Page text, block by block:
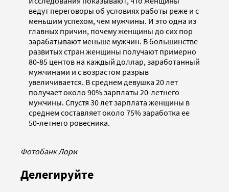
ведут переговоры об условиях работы реже и с
меньшим успехом, чем мужчины. И это одна из
главных причин, почему женщины до сих пор
зарабатывают меньше мужчин. В большинстве
развитых стран женщины получают примерно
80-85 центов на каждый доллар, заработанный
мужчинами и с возрастом разрыв
увеличивается. В среднем девушка 20 лет
получает около 90% зарплаты 20-летнего
мужчины. Спустя 30 лет зарплата женщины в
среднем составляет около 75% заработка ее
50-летнего ровесника.
Фотобанк Лори
Делегируйте